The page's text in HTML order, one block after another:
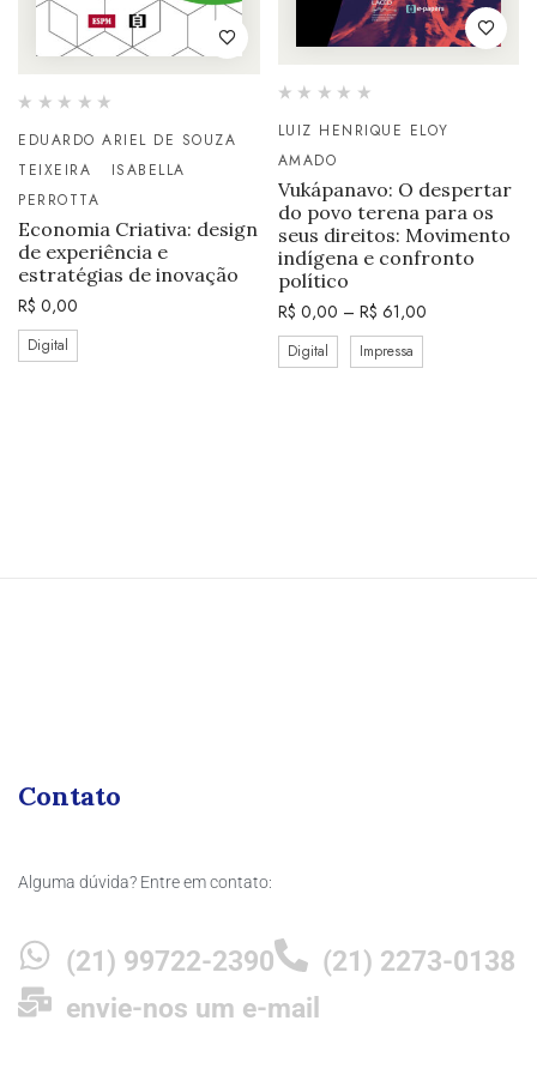
EDUARDO ARIEL DE SOUZA
TEIXEIRA
ISABELLA
PERROTTA
Economia Criativa: design
de experiência e
estratégias de inovação
R$ 0,00
Digital
LUIZ HENRIQUE ELOY
AMADO
Vukápanavo: O despertar
do povo terena para os
seus direitos: Movimento
indígena e confronto
político
R$ 0,00 – R$ 61,00
Digital Impressa
Contato
Alguma dúvida? Entre em contato:
(21) 99722-2390
(21) 2273-0138
envie-nos um e-mail